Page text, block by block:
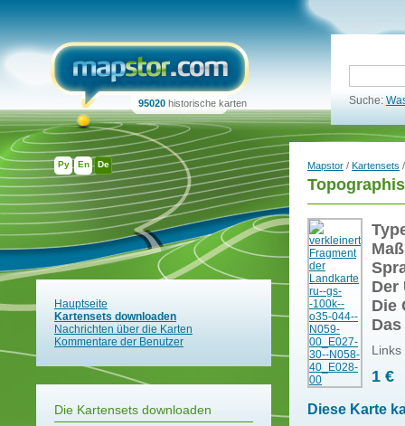
Ру En De
95020 historische karten Suche:
Hauptseite
Kartensets downloaden
Nachrichten über die Karten
Kommentare der Benutzer
Die Kartensets downloaden
Mapstor / Kartensets
Der
Die
1 €
Diese Karte